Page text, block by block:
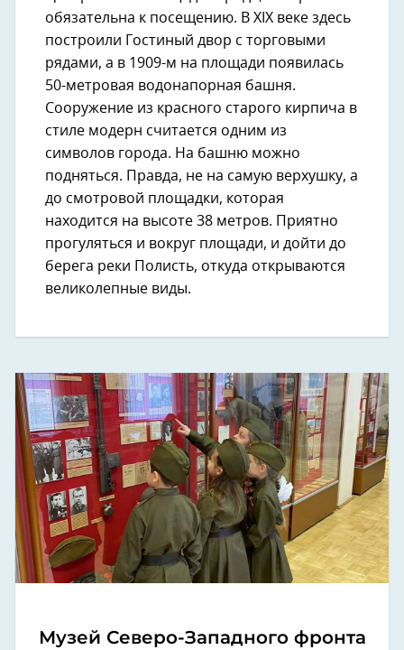
обязательна к посещению. В XIX веке здесь
построили Гостиный двор с торговыми
рядами, а в 1909-м на площади появилась
50-метровая водонапорная башня.
Сооружение из красного старого кирпича в
стиле модерн считается одним из
символов города. На башню можно
подняться. Правда, не на самую верхушку, а
до смотровой площадки, которая
находится на высоте 38 метров. Приятно
прогуляться и вокруг площади, и дойти до
берега реки Полисть, откуда открываются
великолепные виды.
Музей Северо-Западного фронта